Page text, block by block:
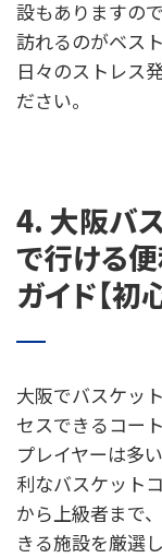
設もありますの
訪れるのがベス
日々のストレス
ださい。
4. 大阪バ
で行ける
ガイド【初
大阪でバスケッ
セスできるコー
プレイヤーは多
利なバスケット
から上級者まで
きる施設を厳選